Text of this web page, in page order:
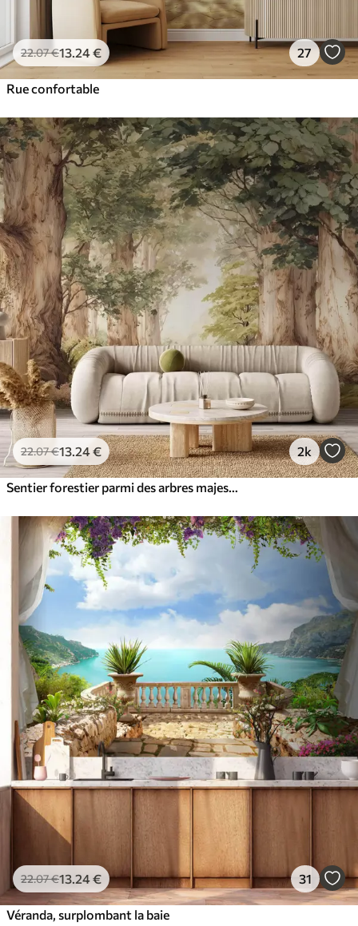
22.07€13.24€ 27
Rue confortable
22.07€13.24€ 2k
Sentier forestier parmi des arbres majestueux, style aquarelle
22.07€13.24€ 31
Véranda, surplombant la baie